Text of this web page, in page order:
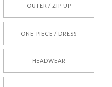
OUTER / ZIP UP
ONE-PIECE / DRESS
HEADWEAR